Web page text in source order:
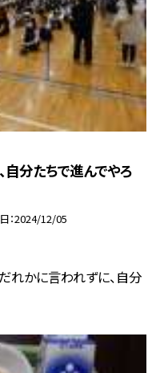
分たちで進んでやろ
2024/12/05
れかに言われずに、自分